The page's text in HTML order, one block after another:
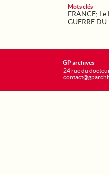
Mots clés
FRANCE; Le
GUERRE DU
GP archives
24 rue du